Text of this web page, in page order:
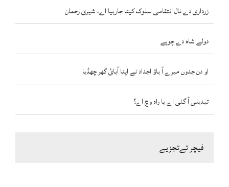
زرداری دے نال انتقامی سلوک کیتا جارہیا اے، شیری رحمان
دولے شاہ دے چوہے
او دن جدوں میرے آ باؤ اجداد نے اپنا آبائ گھر چھڈیا
تبدیلی آ گئی اے یا راہ وچ اے؟
فیچر تےتجزیے